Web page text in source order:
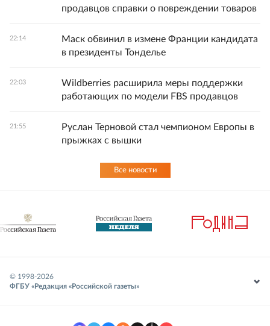
продавцов справки о повреждении товаров
22:14
Маск обвинил в измене Франции кандидата
в президенты Тонделье
22:03
Wildberries расширила меры поддержки
работающих по модели FBS продавцов
21:55
Руслан Терновой стал чемпионом Европы в
прыжках с вышки
Все новости
© 1998-2026
ФГБУ «Редакция «Российской газеты»